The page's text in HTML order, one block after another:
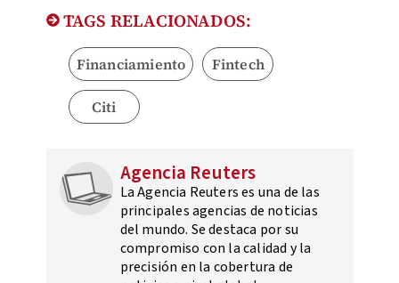
TAGS RELACIONADOS:
Financiamiento Fintech
Citi
Agencia Reuters
La Agencia Reuters es una de las
principales agencias de noticias
del mundo. Se destaca por su
compromiso con la calidad y la
precisión en la cobertura de